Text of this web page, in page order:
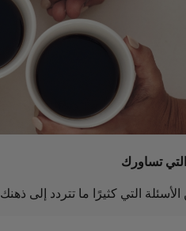
التي تساورك
التي كثيرًا ما تتردد إلى ذهنك